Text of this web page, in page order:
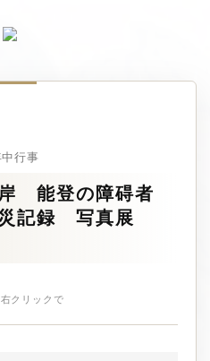
行事
能登の障碍者
災記録 写真展
クリックで